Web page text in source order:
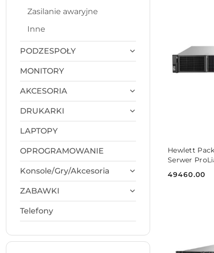
Zasilanie awaryjne
Inne
PODZESPOŁY
MONITORY
AKCESORIA
DRUKARKI
LAPTOPY
OPROGRAMOWANIE
Konsole/Gry/Akcesoria
ZABAWKI
Telefony
Hewlett
Serwer
Cena:
49460.00